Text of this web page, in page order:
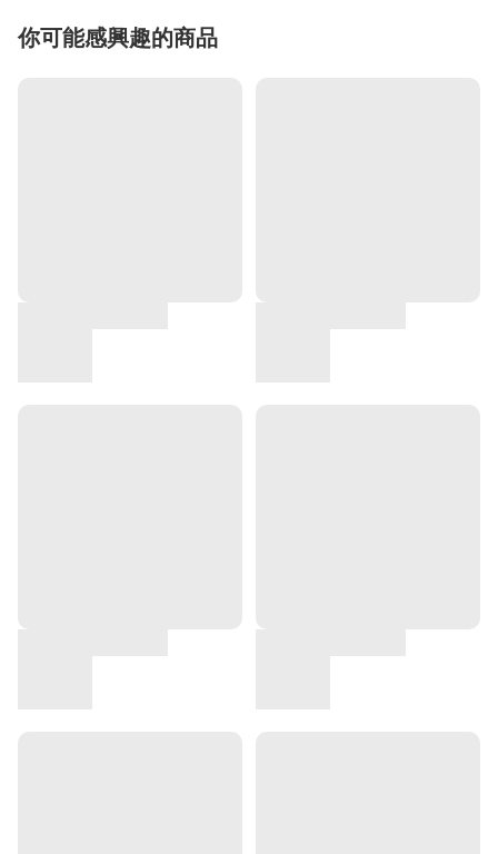
你可能感興趣的商品